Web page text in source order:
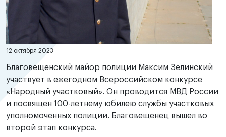
12 октября 2023
Благовещенский майор полиции Максим Зелинский
участвует в ежегодном Всероссийском конкурсе
«Народный участковый». Он проводится МВД России
и посвящен 100-летнему юбилею службы участковых
уполномоченных полиции. Благовещенец вышел во
второй этап конкурса.